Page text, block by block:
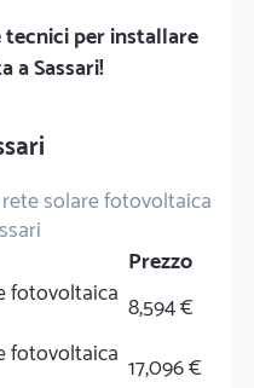
per installare
a Sassari!
solare fotovoltaica
Prezzo
fotovoltaica 8,594 €
fotovoltaica 17,096 €